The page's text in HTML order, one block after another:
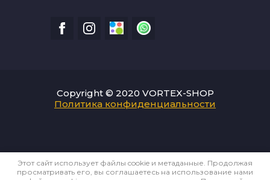
Этот сайт использует файлы cookie и метаданные. Продолжая
просматривать его, вы соглашаетесь на использование нами
Copyright © 2020 VORTEX-SHOP
Политика конфиденциальности